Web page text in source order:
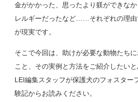
金がかかった、思ったより躾ができな
レルギーだったなど……それぞれの理由
が現実です。
そこで今回は、助けが必要な動物たち
こと、その実例と方法をご紹介したいと
LEI編集スタッフが保護犬のフォスター
験記からお読みください。